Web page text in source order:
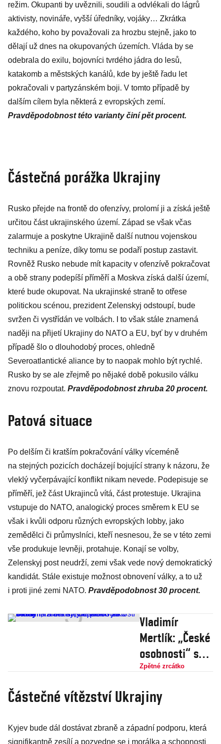
režim. Okupanti by uvěznili, soudili a odvlékali do lágrů
aktivisty, novináře, vyšší úředníky, vojáky… Zkrátka
každého, koho by považovali za hrozbu stejně, jako to
dělají už dnes na okupovaných územích. Vláda by se
odebrala do exilu, bojovníci tvrdého jádra do lesů,
katakomb a městských kanálů, kde by ještě řadu let
pokračovali v partyzánském boji. V tomto případě by
dalším cílem byla některá z evropských zemí.
Pravděpodobnost této varianty činí pět procent.
Částečná porážka Ukrajiny
Rusko přejde na frontě do ofenzívy, prolomí ji a získá ještě
určitou část ukrajinského území. Západ se však včas
zalarmuje a poskytne Ukrajině další nutnou vojenskou
techniku a peníze, díky tomu se podaří postup zastavit.
Rovněž Rusko nebude mít kapacity v ofenzívě pokračovat
a obě strany podepíší příměří a Moskva získá další území,
které bude okupovat. Na ukrajinské straně to otřese
politickou scénou, prezident Zelenskyj odstoupí, bude
svržen či vystřídán ve volbách. I to však stále znamená
naději na přijetí Ukrajiny do NATO a EU, byť by v druhém
případě šlo o dlouhodobý proces, ohledně
Severoatlantické aliance by to naopak mohlo být rychlé.
Rusko by se ale zřejmě po nějaké době pokusilo válku
znovu rozpoutat. Pravděpodobnost zhruba 20 procent.
Patová situace
Po delším či kratším pokračování války víceméně
na stejných pozicích docházejí bojující strany k názoru, že
vleklý vyčerpávající konflikt nikam nevede. Podepisuje se
příměří, jež část Ukrajinců vítá, část protestuje. Ukrajina
vstupuje do NATO, analogický proces směrem k EU se
však i kvůli odporu různých evropských lobby, jako
zemědělci či průmyslníci, kteří nesnesou, že se v této zemi
vše produkuje levněji, protahuje. Konají se volby,
Zelenskyj post neudrží, zemi však vede nový demokratický
kandidát. Stále existuje možnost obnovení války, a to už
i proti jiné zemi NATO. Pravděpodobnost 30 procent.
Vladimír
Mertlík: „České
osobnosti“ se
mýlí, Izrael byl
Ukrajina a má
bránit
Zpětné zrcátko
Částečné vítězství Ukrajiny
Kyjev bude dál dostávat zbraně a západní podporu, která
signifikantně zesílí a pozvedne se i morálka a schopnosti